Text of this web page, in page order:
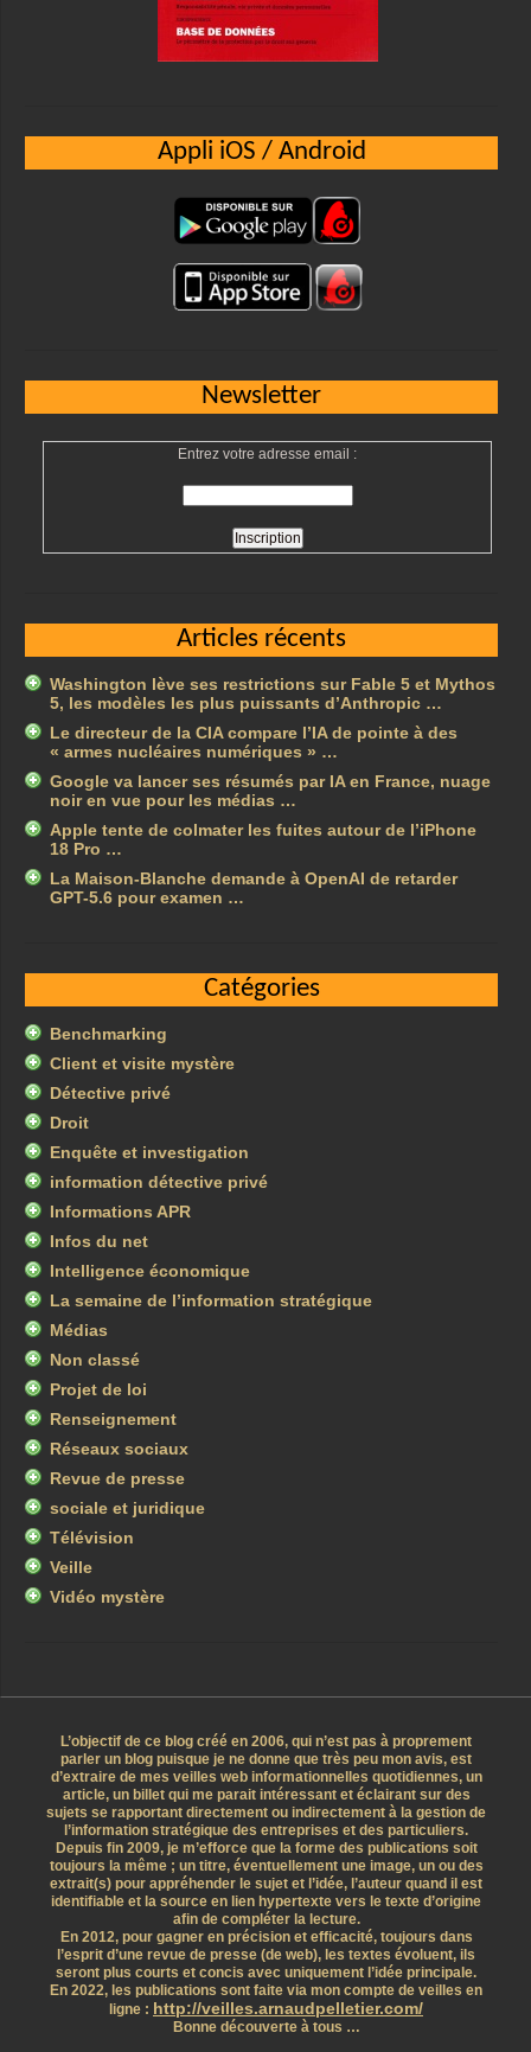
Appli iOS / Android
Newsletter
Entrez votre adresse email :
Articles récents
Washington lève ses restrictions sur Fable 5 et Mythos
5, les modèles les plus puissants d’Anthropic …
Le directeur de la CIA compare l’IA de pointe à des
« armes nucléaires numériques » …
Google va lancer ses résumés par IA en France, nuage
noir en vue pour les médias …
Apple tente de colmater les fuites autour de l’iPhone
18 Pro …
La Maison-Blanche demande à OpenAI de retarder
GPT-5.6 pour examen …
Catégories
Benchmarking
Client et visite mystère
Détective privé
Droit
Enquête et investigation
information détective privé
Informations APR
Infos du net
Intelligence économique
La semaine de l’information stratégique
Médias
Non classé
Projet de loi
Renseignement
Réseaux sociaux
Revue de presse
sociale et juridique
Télévision
Veille
Vidéo mystère
L’objectif de ce blog créé en 2006, qui n’est pas à proprement
parler un blog puisque je ne donne que très peu mon avis, est
d’extraire de mes veilles web informationnelles quotidiennes, un
article, un billet qui me parait intéressant et éclairant sur des
sujets se rapportant directement ou indirectement à la gestion de
l’information stratégique des entreprises et des particuliers.
Depuis fin 2009, je m’efforce que la forme des publications soit
toujours la même ; un titre, éventuellement une image, un ou des
extrait(s) pour appréhender le sujet et l’idée, l’auteur quand il est
identifiable et la source en lien hypertexte vers le texte d’origine
afin de compléter la lecture.
En 2012, pour gagner en précision et efficacité, toujours dans
l’esprit d’une revue de presse (de web), les textes évoluent, ils
seront plus courts et concis avec uniquement l’idée principale.
En 2022, les publications sont faite via mon compte de veilles en
ligne : http://veilles.arnaudpelletier.com/
Bonne découverte à tous …